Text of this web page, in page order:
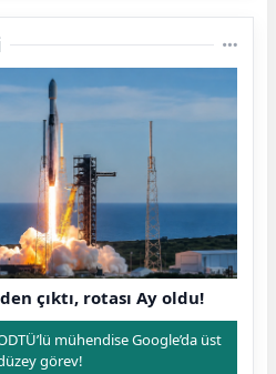
çıktı, rotası Ay oldu!
mühendise Google’da üst
görev!